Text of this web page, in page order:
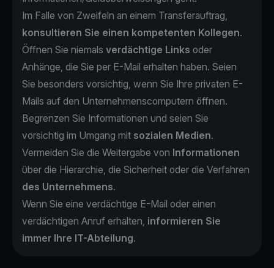
Im Falle von Zweifeln an einem Transferauftrag,
konsultieren Sie einen kompetenten Kollegen.
Öffnen Sie niemals verdächtige Links oder
Anhänge, die Sie per E-Mail erhalten haben. Seien
Sie besonders vorsichtig, wenn Sie Ihre privaten E-
Mails auf den Unternehmenscomputern öffnen.
Begrenzen Sie Informationen und seien Sie
vorsichtig im Umgang mit sozialen Medien.
Vermeiden Sie die Weitergabe von Informationen
über die Hierarchie, die Sicherheit oder die Verfahren
des Unternehmens.
Wenn Sie eine verdächtige E-Mail oder einen
verdächtigen Anruf erhalten, informieren Sie
immer Ihre IT-Abteilung.